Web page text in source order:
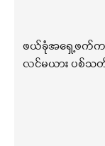
ဖယ်ခုံအရှေ့ဖက်
လင်မယား ပစ်သ